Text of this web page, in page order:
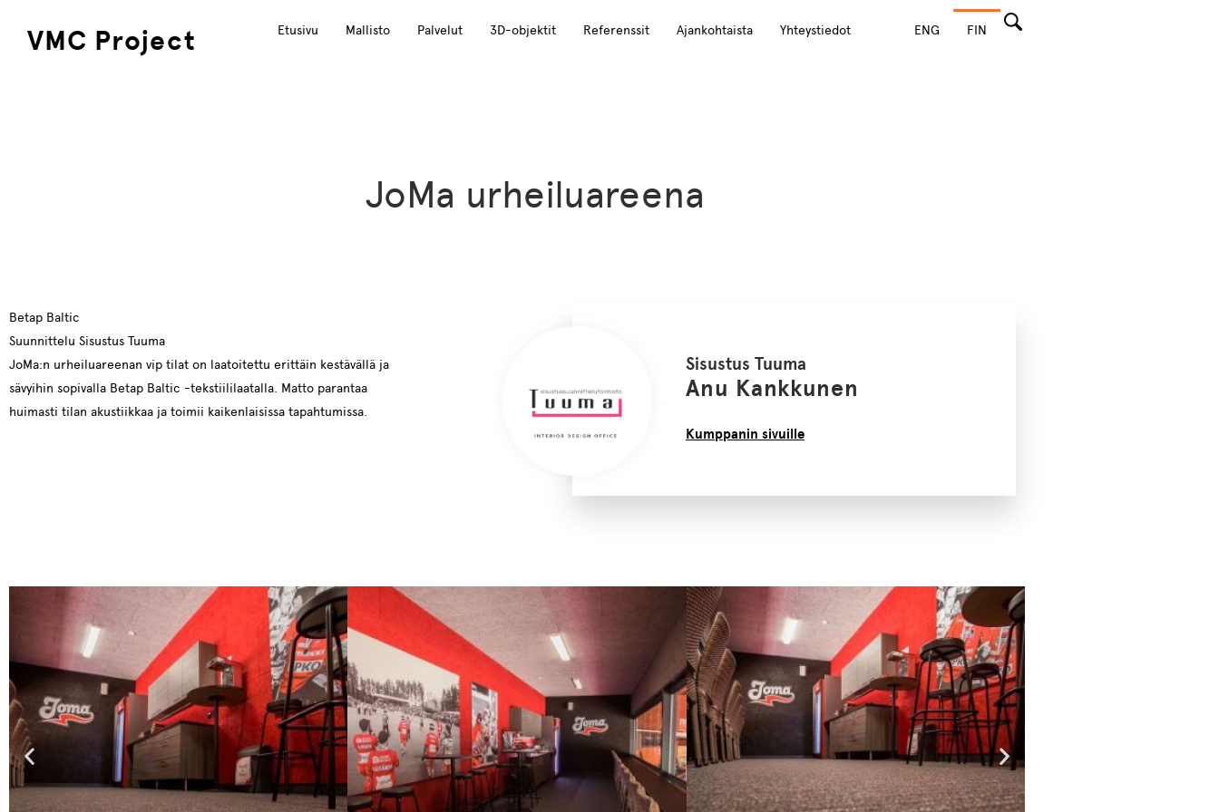
VMC Project Etusivu Mallisto Palvelut 3D-objektit Referenssit Ajankohtaista Yhteystiedot ENG FIN
JoMa urheiluareena
Betap Baltic
Suunnittelu Sisustus Tuuma
JoMa:n urheiluareenan vip tilat on laatoitettu erittäin kestävällä ja
sävyihin sopivalla Betap Baltic -tekstiililaatalla. Matto parantaa
huimasti tilan akustiikkaa ja toimii kaikenlaisissa tapahtumissa.
Sisustus Tuuma
Anu Kankkunen
Kumppanin sivuille